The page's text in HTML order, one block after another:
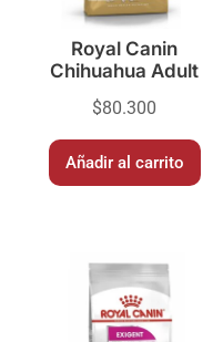
Royal Canin
Chihuahua Adult
$80.300
Añadir al carrito